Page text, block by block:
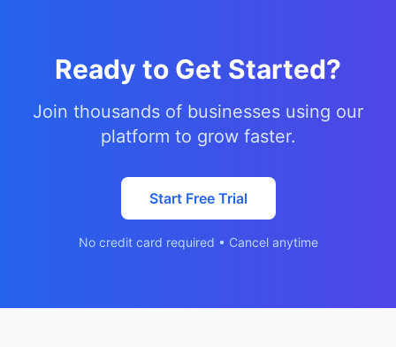
Ready to Get Started?
Join thousands of businesses using our
platform to grow faster.
Start Free Trial
No credit card required • Cancel anytime